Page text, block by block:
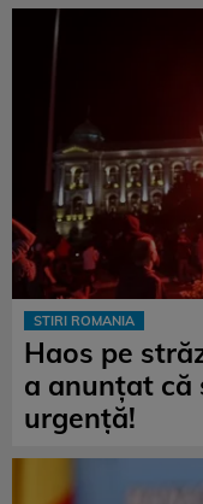
STIRI ROMANIA
Haos pe
a anunţat că
urgență!